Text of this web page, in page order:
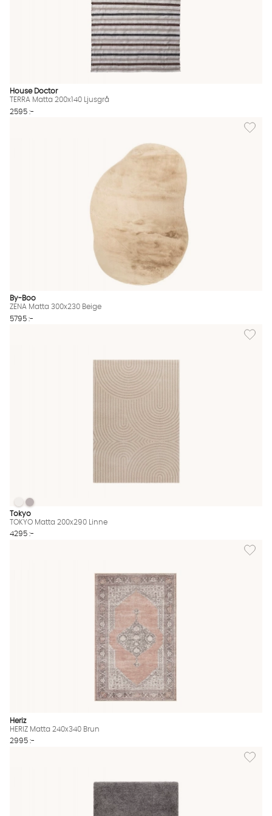
House Doctor
TERRA Matta 200x140 Ljusgrå
2595 :-
Lägg
By-Boo
ZENA Matta 300x230 Beige
5795 :-
Lägg
TOKYO Matta 200x290 Linne Finns även i dessa färger:
TOKYO Matta 200x290 Linne
TOKYO Matta 200x290 Linne
Tokyo
TOKYO Matta 200x290 Linne
4295 :-
Lägg
Heriz
HERIZ Matta 240x340 Brun
2995 :-
Lägg